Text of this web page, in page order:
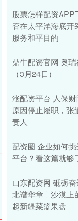
股票怎样配资APP
否在太平洋海底开
服务和平目的
鼎牛配资官网 奥
（3月24日）
涨配资平台 人保
原因停止履职，张
责人
配资圈 企业如何
平台？看这篇就够
山东配资网 砥砺
北谱华章丨沙漠上
起新疆菜篮果盘